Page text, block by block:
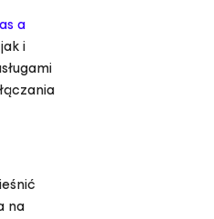
a
i
na